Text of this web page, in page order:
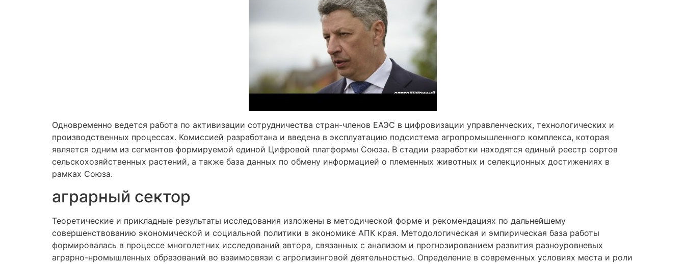
Одновременно ведется работа по активизации сотрудничества стран-членов ЕАЭС в цифровизации управленческих, технологических и
производственных процессах. Комиссией разработана и введена в эксплуатацию подсистема агропромышленного комплекса, которая
является одним из сегментов формируемой единой Цифровой платформы Союза. В стадии разработки находятся единый реестр сортов
сельскохозяйственных растений, а также база данных по обмену информацией о племенных животных и селекционных достижениях в
рамках Союза.
аграрный сектор
Теоретические и прикладные результаты исследования изложены в методической форме и рекомендациях по дальнейшему
совершенствованию экономической и социальной политики в экономике АПК края. Методологическая и эмпирическая база работы
формировалась в процессе многолетних исследований автора, связанных с анализом и прогнозированием развития разноуровневых
аграрно-нромышленных образований во взаимосвязи с агролизинговой деятельностью. Определение в современных условиях места и роли